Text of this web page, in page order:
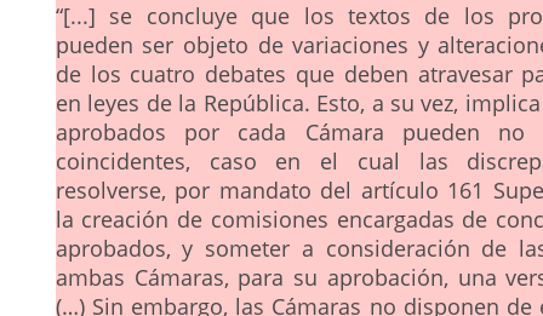
“[...] se concluye que los textos de los
pueden ser objeto de variaciones y
de los cuatro debates que deben atravesar
en leyes de la República. Esto, a su vez,
aprobados por cada Cámara pueden
coincidentes, caso en el cual las
resolverse, por mandato del artículo 161
la creación de comisiones encargadas de
aprobados, y someter a consideración de
ambas Cámaras, para su aprobación, una
(…) Sin embargo, las Cámaras no disponen